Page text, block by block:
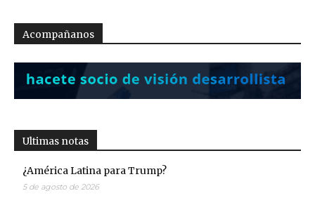
Acompañanos
Ultimas notas
¿América Latina para Trump?
5 de agosto de 2026